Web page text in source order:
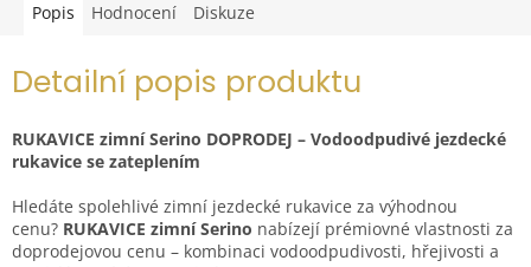
Popis Hodnocení Diskuze
Detailní popis produktu
RUKAVICE zimní Serino DOPRODEJ – Vodoodpudivé jezdecké
rukavice se zateplením
Hledáte spolehlivé zimní jezdecké rukavice za výhodnou
cenu? RUKAVICE zimní Serino nabízejí prémiovné vlastnosti za
doprodejovou cenu – kombinaci vodoodpudivosti, hřejivosti a